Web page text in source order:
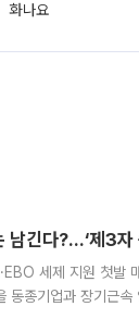
화나요
남긴다?…‘제3
세제 지원 첫발
동종기업과 장기근